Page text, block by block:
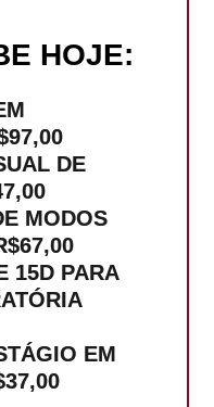
HOJE:
DE
MODOS
15D PARA
EM